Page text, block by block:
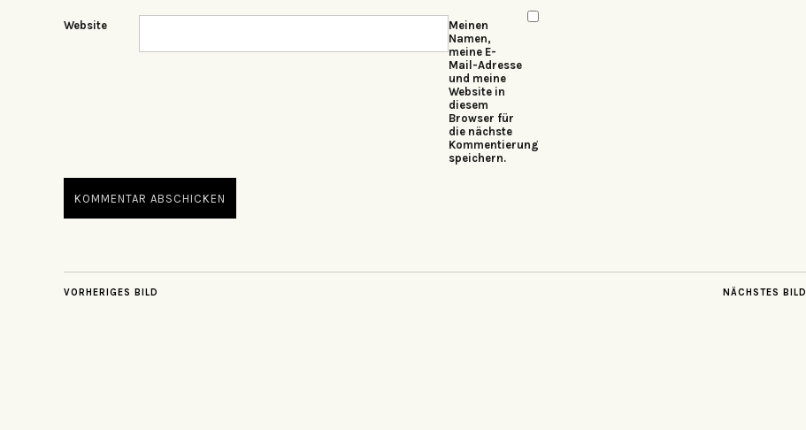
Website
Meinen
Namen,
meine E-
Mail-Adresse
und meine
Website in
diesem
Browser für
die nächste
Kommentierung
speichern.
NÄCHSTES BILD
VORHERIGES BILD